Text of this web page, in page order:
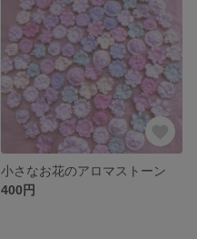
小さなお花のアロマストーン
400円